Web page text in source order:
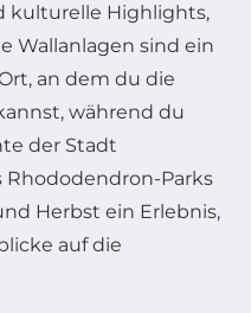
kulturelle Highlights,
Wallanlagen sind ein
an dem du die
während du
der Stadt
Rhododendron-Parks
Herbst ein Erlebnis,
auf die